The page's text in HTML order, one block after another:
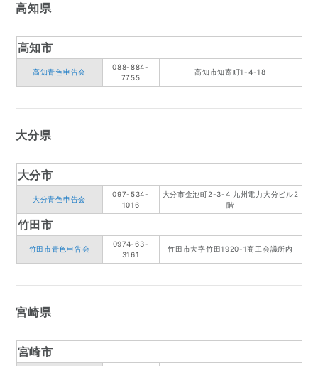
高知県
高知市
高知青色申告会
088-884-
7755
高知市知寄町1-4-18
大分県
大分市
大分青色申告会
097-534-
1016
大分市金池町2-3-4 九州電力大分ビル2
階
竹田市
竹田市青色申告会
0974-63-
3161
竹田市大字竹田1920-1商工会議所内
宮崎県
宮崎市